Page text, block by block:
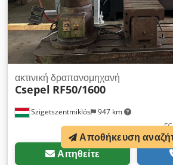
Szigetszentmiklós 947 km
ακτινική δραπανομηχανή
Csepel RF50/1600
Αιτηθείτε
Αποθήκευση